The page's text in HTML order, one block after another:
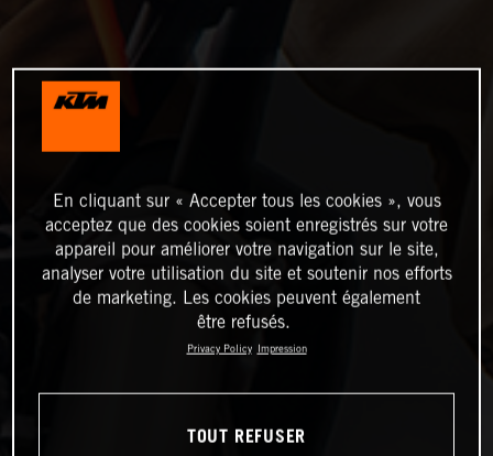
En cliquant sur « Accepter tous les cookies », vous
acceptez que des cookies soient enregistrés sur votre
appareil pour améliorer votre navigation sur le site,
analyser votre utilisation du site et soutenir nos efforts
de marketing. Les cookies peuvent également
être refusés.
Privacy Policy Impression
TOUT REFUSER